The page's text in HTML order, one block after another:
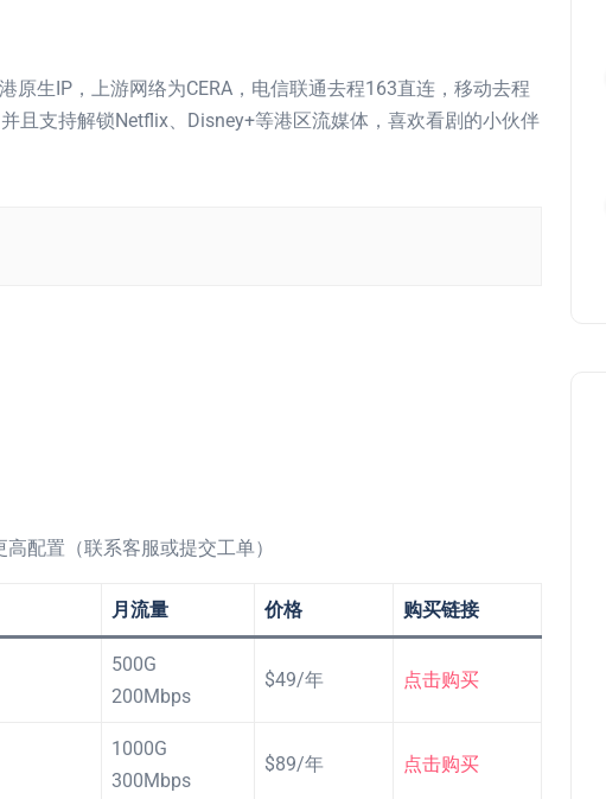
原生IP，上游网络为CERA，电信联通去程163直连，移动去程
且支持解锁Netflix、Disney+等港区流媒体，喜欢看剧的小伙伴
配置（联系客服或提交工单）
月流量 价格 购买链接
500G
200Mbps
$49/年 点击购买
1000G
300Mbps
$89/年 点击购买